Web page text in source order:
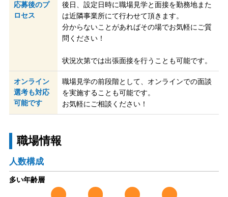
応募後のプ
ロセス
後日、設定日時に職場見学と面接を勤務地また
は近隣事業所にて行わせて頂きます。
分からないことがあればその場でお気軽にご質
問ください！
状況次第では出張面接を行うことも可能です。
オンライン
選考も対応
可能です
職場見学の前段階として、オンラインでの面談
を実施することも可能です。
お気軽にご相談ください！
職場情報
人数構成
多い年齢層